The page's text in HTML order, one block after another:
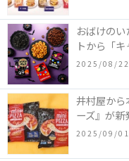
おばけの
トから「
ン限定商品
2025/08/22
井村屋か
ーズ』が
ろごろ具
2025/09/01